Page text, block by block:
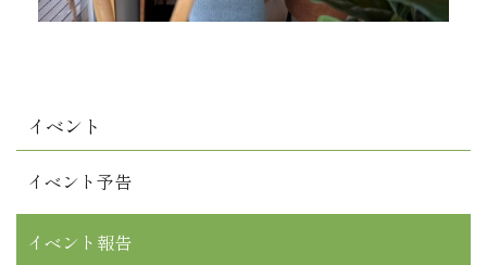
イベント
イベント予告
イベント報告